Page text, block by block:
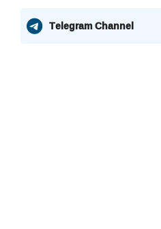
Telegram Channel